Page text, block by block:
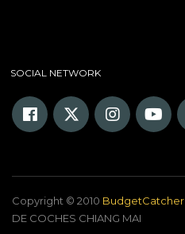
SOCIAL NETWORK
Copyright © 2010 BudgetCatcher
DE COCHES CHIANG MAI